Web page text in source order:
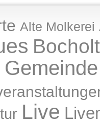
Alte Molkerei
Bocholt
Live